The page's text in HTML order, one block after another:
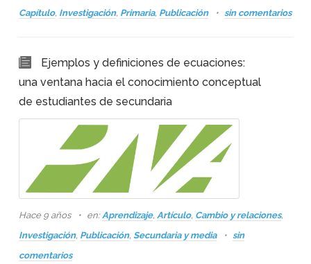
Capítulo, Investigación, Primaria, Publicación sin comentarios
Ejemplos y definiciones de ecuaciones:
una ventana hacia el conocimiento conceptual
de estudiantes de secundaria
Hace 9 años en: Aprendizaje, Artículo, Cambio y relaciones,
Investigación, Publicación, Secundaria y media
sin
comentarios